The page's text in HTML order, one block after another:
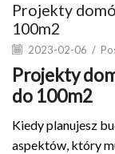
Projekty
100m2
2023-02-06 /
Projekty
do 100m2
Kiedy planujesz
aspektów, który